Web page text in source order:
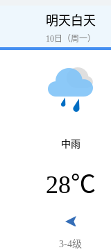
明天白天
10日（周一）
中雨
28℃
3-4级